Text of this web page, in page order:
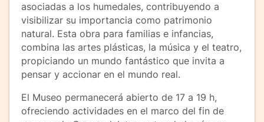
asociadas a los humedales, contribuyendo a
visibilizar su importancia como patrimonio
natural. Esta obra para familias e infancias,
combina las artes plásticas, la música y el teatro,
propiciando un mundo fantástico que invita a
pensar y accionar en el mundo real.
El Museo permanecerá abierto de 17 a 19 h,
ofreciendo actividades en el marco del fin de